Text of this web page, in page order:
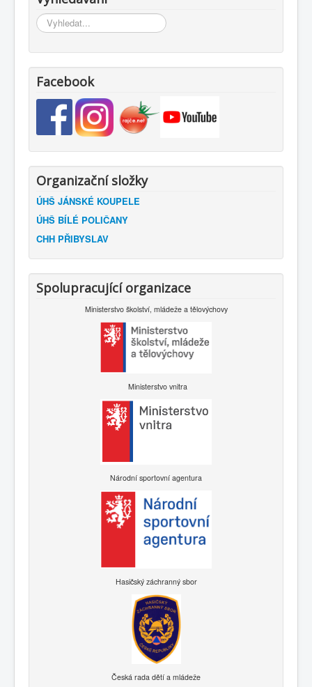
Vyhledávání...
Facebook
Organizační složky
ÚHŠ JÁNSKÉ KOUPELE
ÚHŠ BÍLÉ POLIČANY
CHH PŘIBYSLAV
Spolupracující organizace
Ministerstvo školství, mládeže a tělovýchovy
Ministerstvo vnitra
Národní sportovní agentura
Hasičský záchranný sbor
Česká rada dětí a mládeže